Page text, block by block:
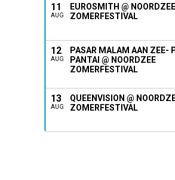
11
AUG
EUROSMITH @ NOORDZEE
ZOMERFESTIVAL
12
AUG
PASAR MALAM AAN ZEE-
PANTAI @ NOORDZEE
ZOMERFESTIVAL
13
AUG
QUEENVISION @
ZOMERFESTIVAL